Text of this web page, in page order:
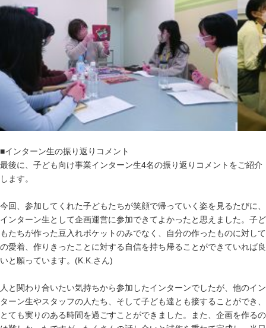
■インターン生の振り返りコメント
最後に、子ども向け事業インターン生4名の振り返りコメントをご紹介
します。
今回、参加してくれた子どもたちが笑顔で帰っていく姿を見るたびに、
インターン生として企画運営に参加できてよかったと思えました。子ど
もたちが作った豆入れポケットのみでなく、自分の作ったものに対して
の愛着、作りきったことに対する自信を持ち帰ることができていれば良
いと願っています。 (K.K.さん)
人と関わり合いたい気持ちから参加したインターンでしたが、他のイン
ターン生やスタッフの人たち、そして子ども達とも接することができ、
とても実りのある時間を過ごすことができました。また、企画を作るの